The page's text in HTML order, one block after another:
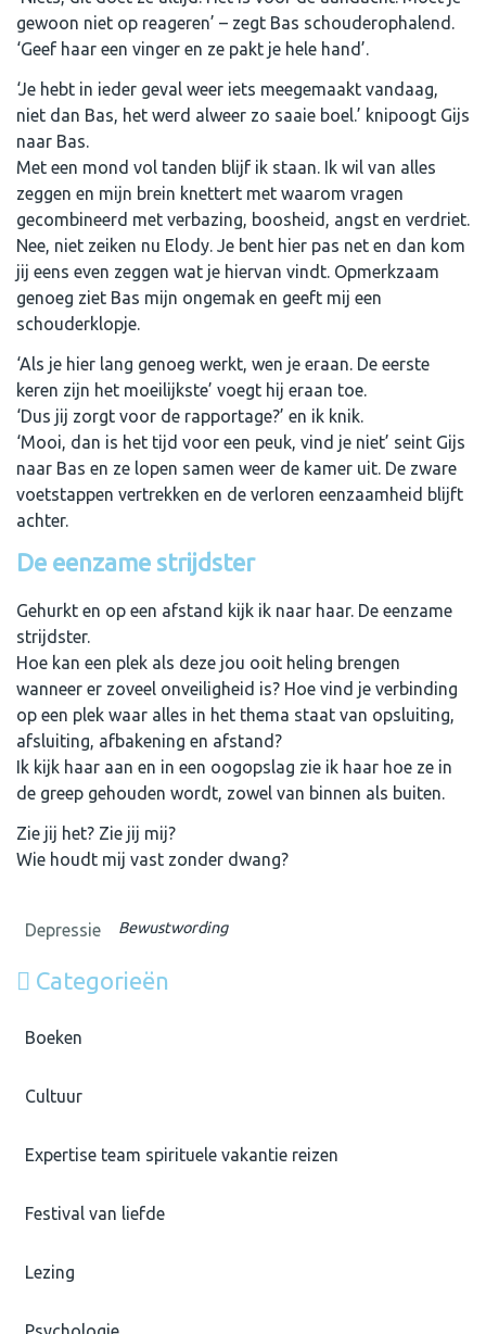
gewoon niet op reageren’ – zegt Bas schouderophalend.
‘Geef haar een vinger en ze pakt je hele hand’.
‘Je hebt in ieder geval weer iets meegemaakt vandaag,
niet dan Bas, het werd alweer zo saaie boel.’ knipoogt Gijs
naar Bas.
Met een mond vol tanden blijf ik staan. Ik wil van alles
zeggen en mijn brein knettert met waarom vragen
gecombineerd met verbazing, boosheid, angst en verdriet.
Nee, niet zeiken nu Elody. Je bent hier pas net en dan kom
jij eens even zeggen wat je hiervan vindt. Opmerkzaam
genoeg ziet Bas mijn ongemak en geeft mij een
schouderklopje.
‘Als je hier lang genoeg werkt, wen je eraan. De eerste
keren zijn het moeilijkste’ voegt hij eraan toe.
‘Dus jij zorgt voor de rapportage?’ en ik knik.
‘Mooi, dan is het tijd voor een peuk, vind je niet’ seint Gijs
naar Bas en ze lopen samen weer de kamer uit. De zware
voetstappen vertrekken en de verloren eenzaamheid blijft
achter.
De eenzame strijdster
Gehurkt en op een afstand kijk ik naar haar. De eenzame
strijdster.
Hoe kan een plek als deze jou ooit heling brengen
wanneer er zoveel onveiligheid is? Hoe vind je verbinding
op een plek waar alles in het thema staat van opsluiting,
afsluiting, afbakening en afstand?
Ik kijk haar aan en in een oogopslag zie ik haar hoe ze in
de greep gehouden wordt, zowel van binnen als buiten.
Zie jij het? Zie jij mij?
Wie houdt mij vast zonder dwang?
Depressie Bewustwording
Categorieën
Boeken
Cultuur
Expertise team spirituele vakantie reizen
Festival van liefde
Lezing